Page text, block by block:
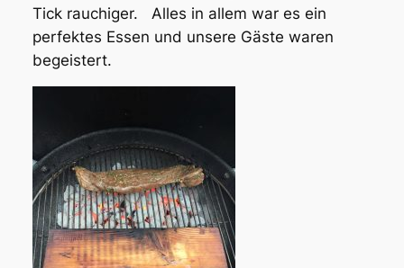
Tick rauchiger. Alles in allem war es ein
perfektes Essen und unsere Gäste waren
begeistert.